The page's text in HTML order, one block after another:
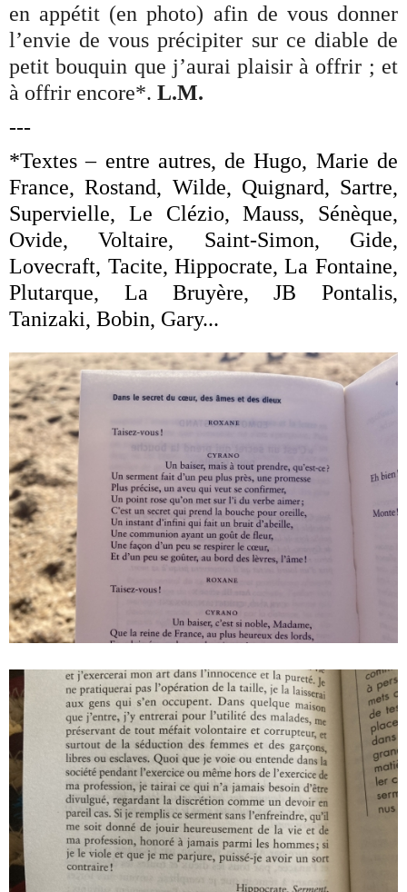
en appétit (en photo) afin de vous donner
l’envie de vous précipiter sur ce diable de
petit bouquin que j’aurai plaisir à offrir ; et
à offrir encore*.L.M.
---
*Textes – entre autres, de Hugo, Marie de
France, Rostand, Wilde, Quignard, Sartre,
Supervielle, Le Clézio, Mauss, Sénèque,
Ovide, Voltaire, Saint-Simon, Gide,
Lovecraft, Tacite, Hippocrate, La Fontaine,
Plutarque, La Bruyère, JB Pontalis,
Tanizaki, Bobin, Gary...